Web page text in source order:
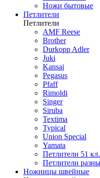
Ножи бытовые
Петлители
Петлители
AMF Reese
Brother
Durkopp Adler
Juki
Kansai
Pegasus
Pfaff
Rimoldi
Singer
Siruba
Textima
Typical
Union Special
Yamata
Петлители 51 кл.
Петлители
Ножницы швейные